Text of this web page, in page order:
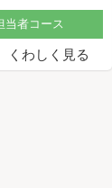
当者コース
くわしく見る